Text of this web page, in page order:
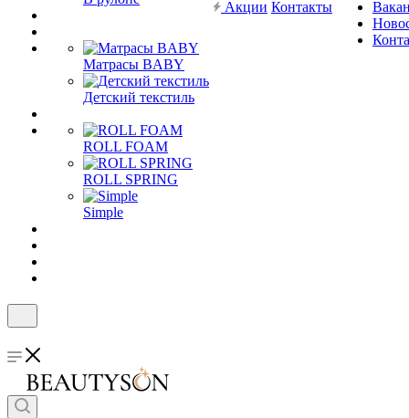
Матрасы BABY
Детский текстиль
ROLL FOAM
ROLL SPRING
Simple
Акции Контакты